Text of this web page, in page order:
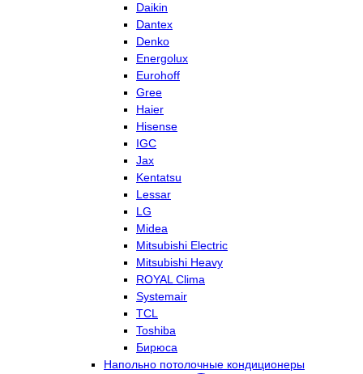
Daikin
Dantex
Denko
Energolux
Eurohoff
Gree
Haier
Hisense
IGC
Jax
Kentatsu
Lessar
LG
Midea
Mitsubishi Electric
Mitsubishi Heavy
ROYAL Clima
Systemair
TCL
Toshiba
Бирюса
Напольно потолочные кондиционеры